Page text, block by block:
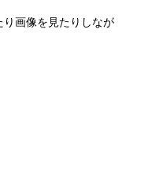
画像を見たりしなが